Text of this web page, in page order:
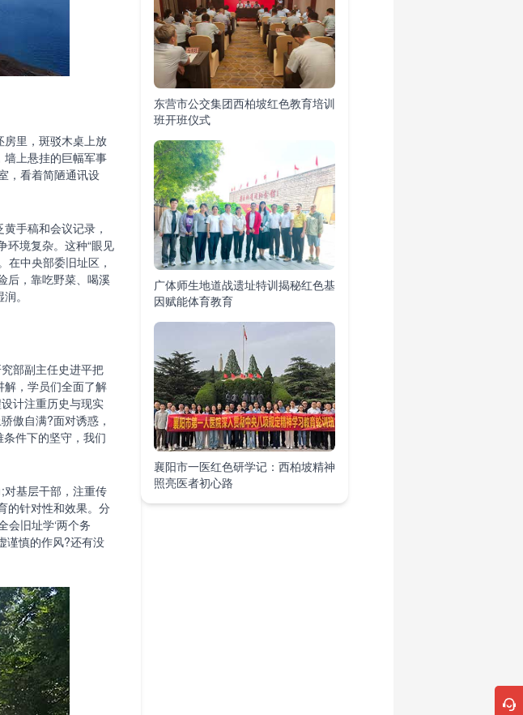
里，斑驳木桌上放
上悬挂的巨幅军事
，看着简陋通讯设
手稿和会议记录，
环境复杂。这种“眼见
在中央部委旧址区，
后，靠吃野菜、喝溪
。
部副主任史进平把
解，学员们全面了解
计注重历史与现实
傲自满?面对诱惑，
件下的坚守，我们
基层干部，注重传
的针对性和效果。分
会旧址学‘两个务
谨慎的作风?还有没
东营市公交集团西柏坡红色教育培训
班开班仪式
广体师生地道战遗址特训揭秘红色基
因赋能体育教育
襄阳市一医红色研学记：西柏坡精神
照亮医者初心路